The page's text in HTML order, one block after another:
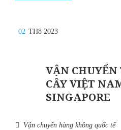
02 TH8 2023
VẬN
CÂY VIỆT
SINGAPORE
Vận chuyển hàng không quốc tế